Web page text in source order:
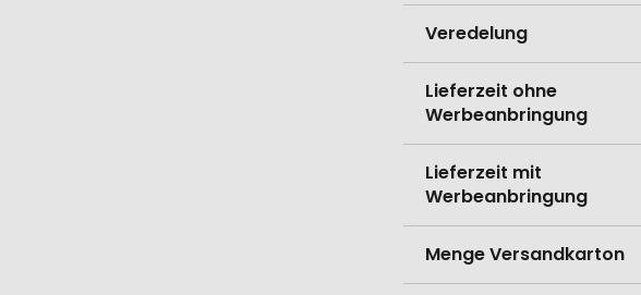
Veredelung
Lieferzeit ohne
Werbeanbringung
Lieferzeit mit
Werbeanbringung
Menge Versandkarton